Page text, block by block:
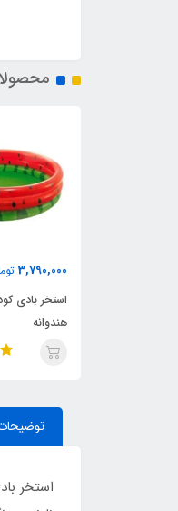
2,799,998
استخر بادی
پو
استخر